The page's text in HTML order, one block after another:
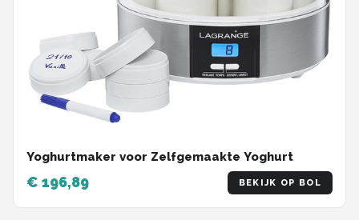
Yoghurtmaker voor Zelfgemaakte Yoghurt
€ 196,89 BEKIJK OP BOL